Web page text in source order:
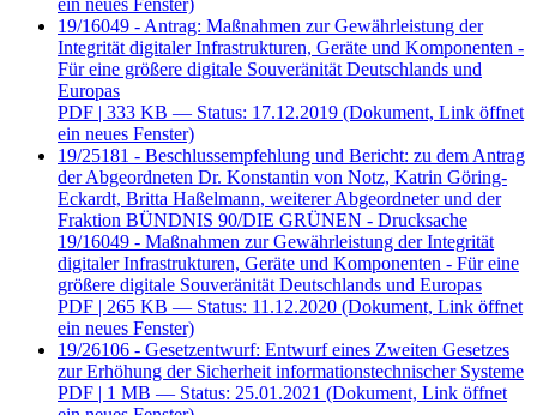
ein neues Fenster)
19/16049 - Antrag: Maßnahmen zur Gewährleistung der
Integrität digitaler Infrastrukturen, Geräte und Komponenten -
Für eine größere digitale Souveränität Deutschlands und
Europas
PDF | 333 KB — Status: 17.12.2019 (Dokument, Link öffnet
ein neues Fenster)
19/25181 - Beschlussempfehlung und Bericht: zu dem Antrag
der Abgeordneten Dr. Konstantin von Notz, Katrin Göring-
Eckardt, Britta Haßelmann, weiterer Abgeordneter und der
Fraktion BÜNDNIS 90/DIE GRÜNEN - Drucksache
19/16049 - Maßnahmen zur Gewährleistung der Integrität
digitaler Infrastrukturen, Geräte und Komponenten - Für eine
größere digitale Souveränität Deutschlands und Europas
PDF | 265 KB — Status: 11.12.2020 (Dokument, Link öffnet
ein neues Fenster)
19/26106 - Gesetzentwurf: Entwurf eines Zweiten Gesetzes
zur Erhöhung der Sicherheit informationstechnischer Systeme
PDF | 1 MB — Status: 25.01.2021 (Dokument, Link öffnet